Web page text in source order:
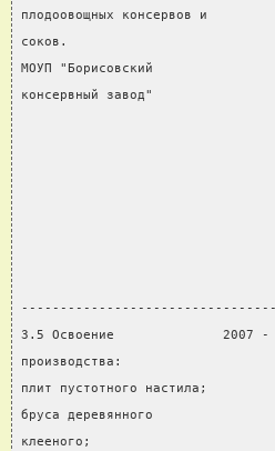
плодоовощных
соков.
МОУП "Борисовский
консервный завод"
3.5 Освоение
производства:
плит пустотного
бруса деревянного
клееного;